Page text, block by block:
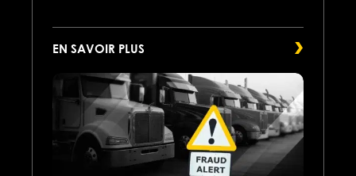
EN SAVOIR PLUS